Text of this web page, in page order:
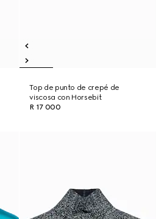
Top de punto de crepé de
viscosa con Horsebit
R 17 000